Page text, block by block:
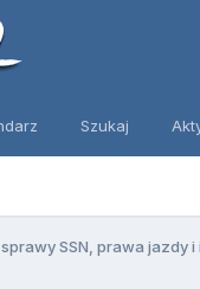
Szukaj
SSN, prawa jazdy